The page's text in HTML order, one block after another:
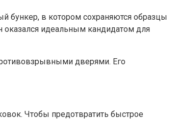
бункер, в котором сохраняются образцы
оказался идеальным кандидатом для
дверями. Его
Чтобы предотвратить быстрое